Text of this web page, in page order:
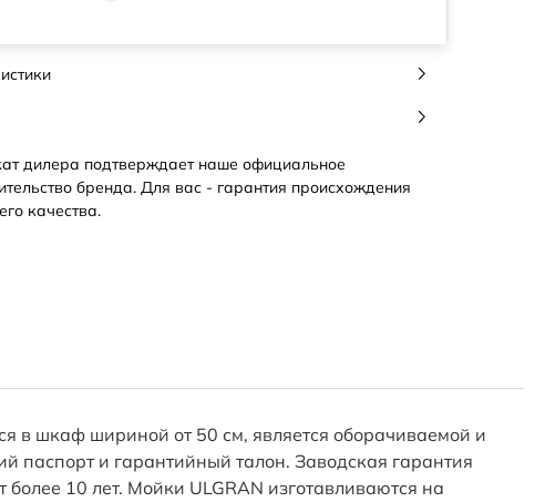
дилера подтверждает наше официальное
бренда. Для вас - гарантия происхождения
качества.
в шкаф шириной от 50 см, является оборачиваемой и
паспорт и гарантийный талон. Заводская гарантия
10 лет. Мойки ULGRAN изготавливаются на